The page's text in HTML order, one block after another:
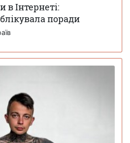
в Інтернеті:
поради